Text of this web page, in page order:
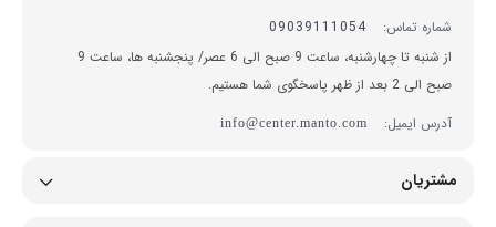
شماره تماس:
09039111054
از شنبه تا چهارشنبه، ساعت 9 صبح الی 6 عصر/ پنجشنبه ها، ساعت 9
صبح الی 2 بعد از ظهر پاسخگوی شما هستیم.
آدرس ایمیل:
info@center.manto.com
مشتریان